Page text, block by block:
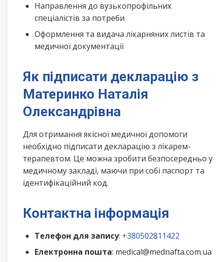
Направлення до вузькопрофільних
спеціалістів за потреби
Оформлення та видача лікарняних листів та
медичної документації
Як підписати декларацію з
Материнко Наталія
Олександрівна
Для отримання якісної медичної допомоги
необхідно підписати декларацію з лікарем-
терапевтом. Це можна зробити безпосередньо у
медичному закладі, маючи при собі паспорт та
ідентифікаційний код.
Контактна інформація
Телефон для запису: +380502811422
Електронна пошта: medical@mednafta.com.ua